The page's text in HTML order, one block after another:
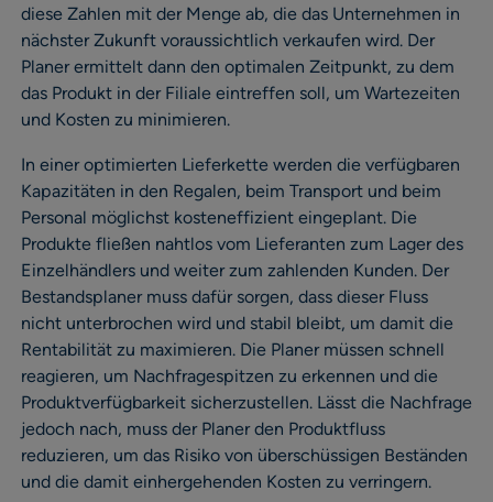
diese Zahlen mit der Menge ab, die das Unternehmen in
nächster Zukunft voraussichtlich verkaufen wird. Der
Planer ermittelt dann den optimalen Zeitpunkt, zu dem
das Produkt in der Filiale eintreffen soll, um Wartezeiten
und Kosten zu minimieren.
In einer optimierten Lieferkette werden die verfügbaren
Kapazitäten in den Regalen, beim Transport und beim
Personal möglichst kosteneffizient eingeplant. Die
Produkte fließen nahtlos vom Lieferanten zum Lager des
Einzelhändlers und weiter zum zahlenden Kunden. Der
Bestandsplaner muss dafür sorgen, dass dieser Fluss
nicht unterbrochen wird und stabil bleibt, um damit die
Rentabilität zu maximieren. Die Planer müssen schnell
reagieren, um Nachfragespitzen zu erkennen und die
Produktverfügbarkeit sicherzustellen. Lässt die Nachfrage
jedoch nach, muss der Planer den Produktfluss
reduzieren, um das Risiko von überschüssigen Beständen
und die damit einhergehenden Kosten zu verringern.